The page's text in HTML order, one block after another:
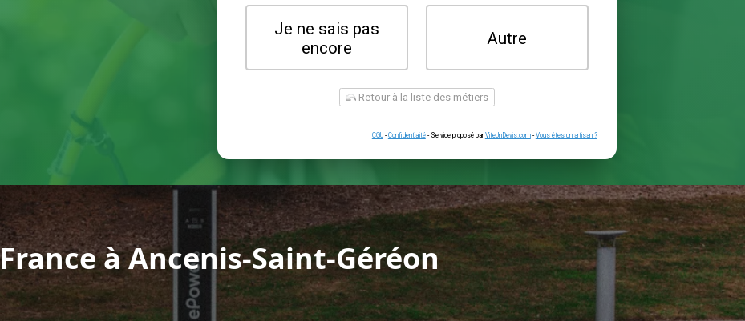
Une prise renforcée
(type greenup)
Je ne sais pas
Retour à la liste des métiers
Confidentialité - Service proposé par ViteUnDevis.com-
à Ancenis-Saint-Géréon